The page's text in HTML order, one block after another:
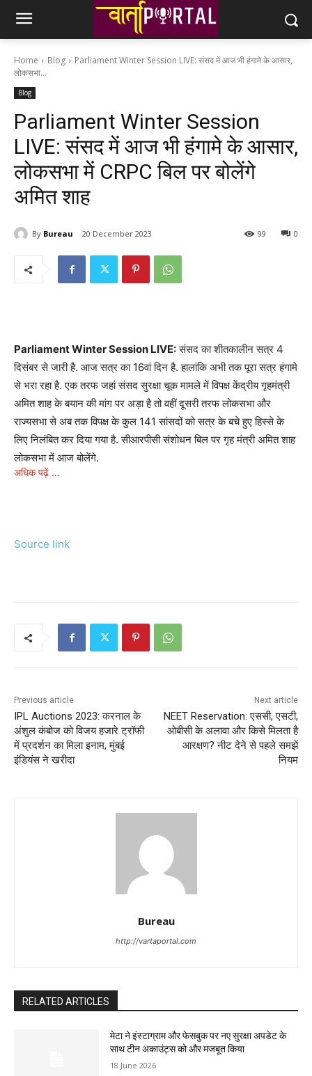
Home Blog
Parliament Winter Session LIVE: संसद में आज भी हंगामे के आसार,
लोकसभा...
Blog
Parliament Winter Session
LIVE: संसद में आज भी हंगामे के आसार,
लोकसभा में CRPC बिल पर बोलेंगे
अमित शाह
By Bureau 20 December 2023 0
99
Parliament Winter Session LIVE:संसद का शीतकालीन सत्र 4
दिसंबर से जारी है. आज सत्र का 16वां दिन है. हालांकि अभी तक पूरा सत्र हंगामे
से भरा रहा है. एक तरफ जहां संसद सुरक्षा चूक मामले में विपक्ष केंद्रीय गृहमंत्री
अमित शाह के बयान की मांग पर अड़ा है तो वहीं दूसरी तरफ लोकसभा और
राज्यसभा से अब तक विपक्ष के कुल 141 सांसदों को सत्र के बचे हुए हिस्से के
लिए निलंबित कर दिया गया है. सीआरपीसी संशोधन बिल पर गृह मंत्री अमित शाह
लोकसभा में आज बोलेंगे.
हंगामे के आसार जताए जा रहे हैं.
अधिक पढ़ें …
Source link
Previous article
IPL Auctions 2023: करनाल के
अंशुल कंबोज को विजय हजारे ट्रॉफी
में प्रदर्शन का मिला इनाम, मुंबई
इंडियंस ने खरीदा
Next article
NEET Reservation: एससी, एसटी,
ओबीसी के अलावा और किसे मिलता है
आरक्षण? नीट देने से पहले समझें
नियम
Bureau
http://vartaportal.com
RELATED ARTICLES
मेटा ने इंस्टाग्राम और फेसबुक पर नए सुरक्षा अपडेट के
साथ टीन अकाउंट्स को और मजबूत किया
18 June 2026